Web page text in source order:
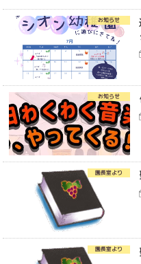
お知らせ
お知らせ
園長室より
園長室より